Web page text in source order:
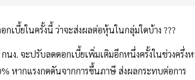
เบี้ยในครั้งนี้ ว่าจะส่งผลต่อหุ้นในกลุ่มใดบ้าง ???
นง. จะปรับลดดอกเบี้ยเพิ่มเติมอีกหนึ่งครั้งในช่วงครึ่ง
หากแรงกดดันจากการขึ้นภาษี ส่งผลกระทบต่อการ